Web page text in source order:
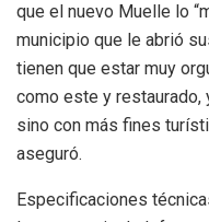
que el nuevo Muelle lo
municipio que le abrió
tienen que estar muy
como este y restaurado,
sino con más fines
aseguró.
Especificaciones